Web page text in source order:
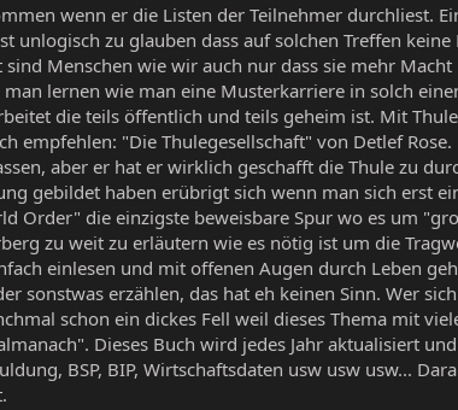
wenn er die Listen der Teilnehmer durchliest.
unlogisch zu glauben dass auf solchen Treffen
Menschen wie wir auch nur dass sie mehr
lernen wie man eine Musterkarriere in solch
die teils öffentlich und teils geheim ist. Mit
empfehlen: "Die Thulegesellschaft" von Detlef
aber er hat er wirklich geschafft die Thule zu
gebildet haben erübrigt sich wenn man sich erst
Order" die einzigste beweisbare Spur wo es um
zu weit zu erläutern wie es nötig ist um die
einlesen und mit offenen Augen durch Leben
sonstwas erzählen, das hat eh keinen Sinn. Wer
schon ein dickes Fell weil dieses Thema mit
Dieses Buch wird jedes Jahr aktualisiert
BSP, BIP, Wirtschaftsdaten usw usw usw...